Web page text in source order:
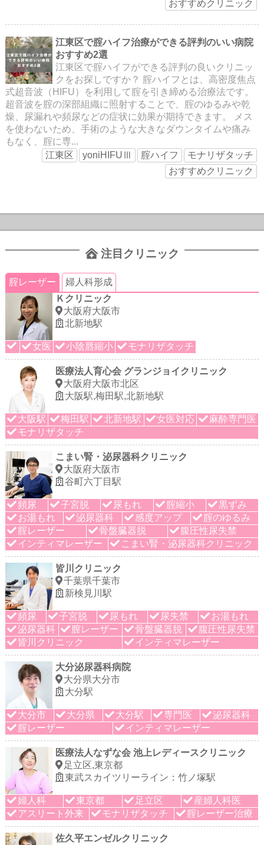
おすすめクリニック
江東区で腟ハイフ治療ができる評判のいい病院
おすすめ2選
江東区で腟ハイフができる評判の良いクリニッ
クをお探しですか？ 腟ハイフとは、高密度焦点
式超音波（HIFU）を利用して腟を引き締める治療法です。
超音波を腟の深部組織に照射することで、腟のゆるみや乾
燥、尿漏れや頻尿などの症状に効果が期待できます。 メス
を使わないため、手術のような大きなダウンタイムや痛み
もなく、腟に専...
江東区
yoniHIFUⅢ 腟ハイフ
モナリザタッチ
おすすめクリニック
注目クリニック
腟レーザー
婦人科形成
Ｋクリニック
大阪府大阪市
北新地駅
女医 小陰唇縮小 モナリザタッチ
医療法人育心会 グランジョイクリニック
大阪府大阪市北区
大阪駅,梅田駅,北新地駅
大阪駅 梅田駅 北新地駅 女医対応
麻酔専門医
モナリザタッチ
こまい腎・泌尿器科クリニック
大阪府大阪市
谷町六丁目駅
頻尿 子宮脱 尿もれ 腟縮小
黒ずみ
お湯もれ
泌尿器科 感度アップ
腟のゆるみ
腟レーザー
骨盤臓器脱
腹圧性尿失禁
インティマレーザー
こまい腎・泌尿器科クリニック
皆川クリニック
千葉県千葉市
新検見川駅
頻尿 子宮脱 尿もれ 尿失禁
お湯もれ
泌尿器科
膣レーザー 骨盤臓器脱
腹圧性尿失禁
皆川クリニック
インティマレーザー
大分泌尿器科病院
大分県大分市
大分駅
大分市 大分県 大分駅 専門医
泌尿器科
腟レーザー
インティマレーザー
医療法人なずな会 池上レディースクリニック
足立区,東京都
東武スカイツリーライン：竹ノ塚駅
婦人科 東京都 足立区
産婦人科医
アスリート外来
モナリザタッチ 腟レーザー治療
佐久平エンゼルクリニック